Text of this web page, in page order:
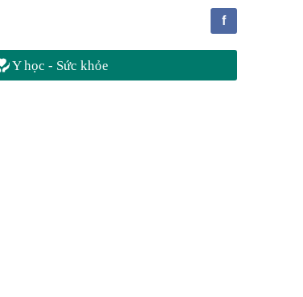
f
Y học - Sức khỏe